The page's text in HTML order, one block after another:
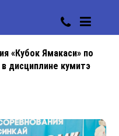
«Кубок Ямакаси» по
в дисциплине кумитэ